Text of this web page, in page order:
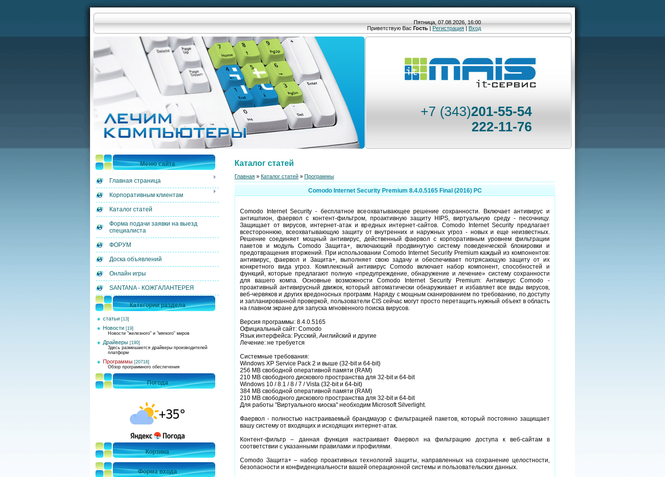
Пятница, 07.08.2026, 16:00
Приветствую Вас Гость | Регистрация | Вход
+7 (343)201-55-54
222-11-76
Меню сайта
Главная страница
Корпоративным клиентам
Каталог статей
Форма подачи заявки на выезд
специалиста
ФОРУМ
Доска объявлений
Онлайн игры
SANTANA - КОЖГАЛАНТЕРЕЯ
Категории раздела
статьи [13]
Новости [19]
Новости "железного" и "мягкого" миров
Драйверы [190]
Здесь размешаются драйверы производителей
платформ
Программы [20716]
Обзор программного обеспечения
Погода
Корзина
Форма входа
Каталог статей
Главная » Каталог статей » Программы
Comodo Internet Security Premium 8.4.0.5165 Final (2016) PC
Comodo Internet Security - бесплатное всеохватывающее решение сохранности. Включает антивирус и
антишпион, фаервол с контент-фильтром, проактивную защиту HIPS, виртуальную среду - песочницу.
Защищает от вирусов, интернет-атак и вредных интернет-сайтов. Comodo Internet Security предлагает
всестороннюю, всеохватывающую защиту от внутренних и наружных угроз - новых и еще неизвестных.
Решение соединяет мощный антивирус, действенный фаервол с корпоративным уровнем фильтрации
пакетов и модуль Comodo Защита+, включающий продвинутую систему поведенческой блокировки и
предотвращения вторжений. При использовании Comodo Internet Security Premium каждый из компонентов:
антивирус, фаервол и Защита+, выполняет свою задачу и обеспечивает потрясающую защиту от их
конкретного вида угроз. Комплексный антивирус Comodo включает набор компонент, способностей и
функций, которые предлагают полную «предупреждение, обнаружение и лечение» систему сохранности
для вашего компа. Основные возможности Comodo Internet Security Premium: Антивирус Comodo -
проактивный антивирусный движок, который автоматически обнаруживает и избавляет все виды вирусов,
веб-червяков и других вредоносных программ. Наряду с мощным сканированием по требованию, по доступу
и запланированной проверкой, пользователи CIS сейчас могут просто перетащить нужный объект в область
на главном экране для запуска мгновенного поиска вирусов.
Версия программы: 8.4.0.5165
Официальный сайт: Comodo
Язык интерфейса: Русский, Английский и другие
Лечение: не требуется
Системные требования:
Windows XP Service Pack 2 и выше (32-bit и 64-bit)
256 MB свободной оперативной памяти (RAM)
210 MB свободного дискового пространства для 32-bit и 64-bit
Windows 10 / 8.1 / 8 / 7 / Vista (32-bit и 64-bit)
384 MB свободной оперативной памяти (RAM)
210 MB свободного дискового пространства для 32-bit и 64-bit
Для работы "Виртуального киоска" необходим Microsoft Silverlight.
Фаервол - полностью настраиваемый брандмауэр с фильтрацией пакетов, который постоянно защищает
вашу систему от входящих и исходящих интернет-атак.
Контент-фильтр – данная функция настраивает Фаервол на фильтрацию доступа к веб-сайтам в
соответствии с указанными правилами и профилями.
Comodo Защита+ – набор проактивных технологий защиты, направленных на сохранение целостности,
безопасности и конфиденциальности вашей операционной системы и пользовательских данных.